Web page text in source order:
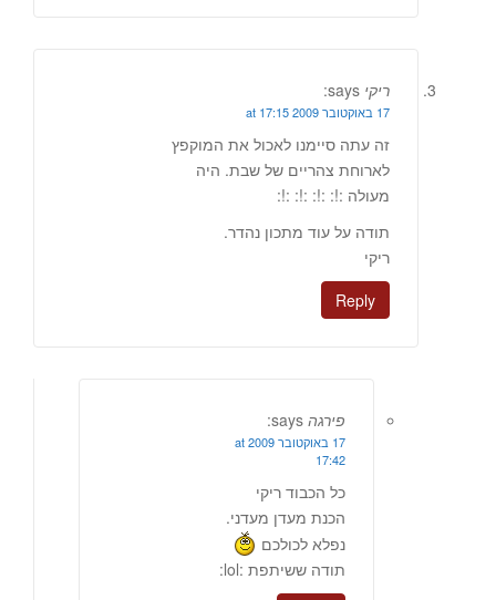
ריקי says:
17 באוקטובר 2009 at 17:15
זה עתה סיימנו לאכול את המוקפץ
לארוחת צהריים של שבת. היה
מעולה :!: :!: :!: :!:
תודה על עוד מתכון נהדר.
ריקי
Reply
פירגה says:
17 באוקטובר 2009 at
17:42
כל הכבוד ריקי
הכנת מעדן מעדני.
נפלא לכולכם
תודה ששיתפת :lol: